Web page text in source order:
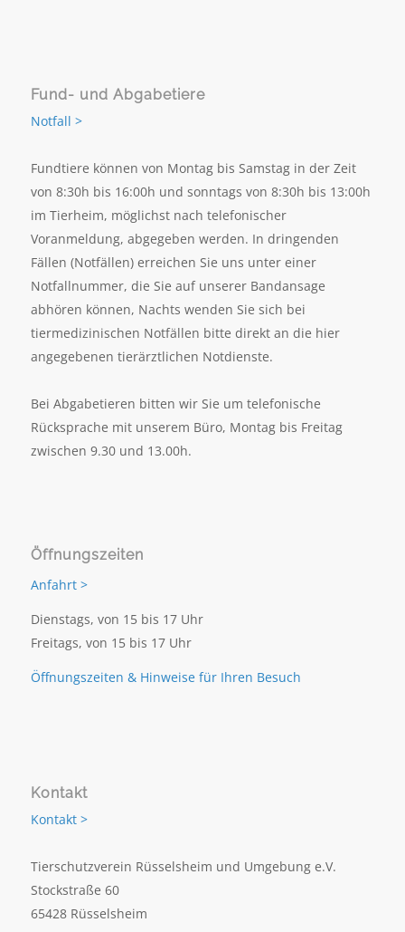
Fund- und Abgabetiere
Notfall >
Fundtiere können von Montag bis Samstag in der Zeit
von 8:30h bis 16:00h und sonntags von 8:30h bis 13:00h
im Tierheim, möglichst nach telefonischer
Voranmeldung, abgegeben werden. In dringenden
Fällen (Notfällen) erreichen Sie uns unter einer
Notfallnummer, die Sie auf unserer Bandansage
abhören können, Nachts wenden Sie sich bei
tiermedizinischen Notfällen bitte direkt an die hier
angegebenen tierärztlichen Notdienste.
Bei Abgabetieren bitten wir Sie um telefonische
Rücksprache mit unserem Büro, Montag bis Freitag
zwischen 9.30 und 13.00h.
Öffnungszeiten
Anfahrt >
Dienstags, von 15 bis 17 Uhr
Freitags, von 15 bis 17 Uhr
Öffnungszeiten & Hinweise für Ihren Besuch
Kontakt
Kontakt >
Tierschutzverein Rüsselsheim und Umgebung e.V.
Stockstraße 60
65428 Rüsselsheim